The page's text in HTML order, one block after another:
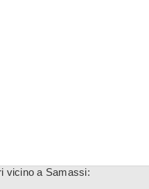
vicino a Samassi: